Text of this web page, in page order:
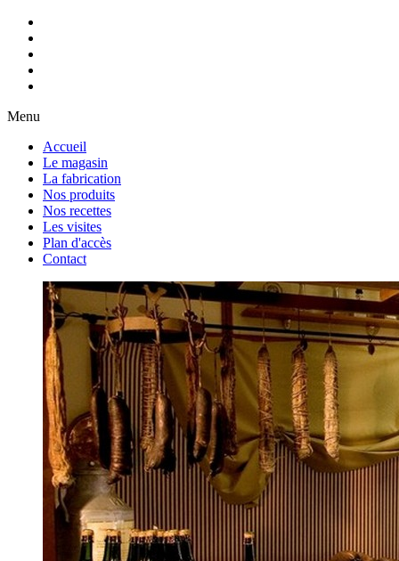
Menu
Accueil
Le magasin
La fabrication
Nos produits
Nos recettes
Les visites
Plan d'accès
Contact